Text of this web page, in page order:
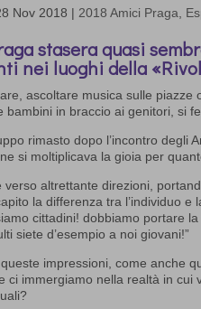
Nov 2018 | 2018 Amici Praga
stasera quasi
nei luoghi della
ascoltare musica sulle
bambini in braccio ai genitori, si
rimasto dopo l’incontro degli
si moltiplicava la gioia per
altrettante direzioni,
la differenza tra l’individuo
cittadini! dobbiamo portare
siete d’esempio a noi giovani!”
impressioni, come anche
ci immergiamo nella realtà in